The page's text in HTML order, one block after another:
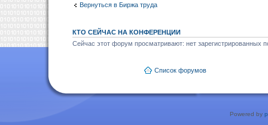
Вернуться в Биржа труда
КТО СЕЙЧАС НА КОНФЕРЕНЦИИ
Сейчас этот форум просматривают: нет зарегистрированных
Список форумов
Powered by